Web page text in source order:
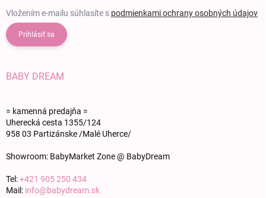
Vložením e-mailu súhlasíte s podmienkami ochrany osobných údajov
Prihlásiť sa
BABY DREAM
= kamenná predajňa =
Uherecká cesta 1355/124
958 03 Partizánske /Malé Uherce/
Showroom: BabyMarket Zone @ BabyDream
Tel:+421 905 250 434
Mail: info@babydream.sk